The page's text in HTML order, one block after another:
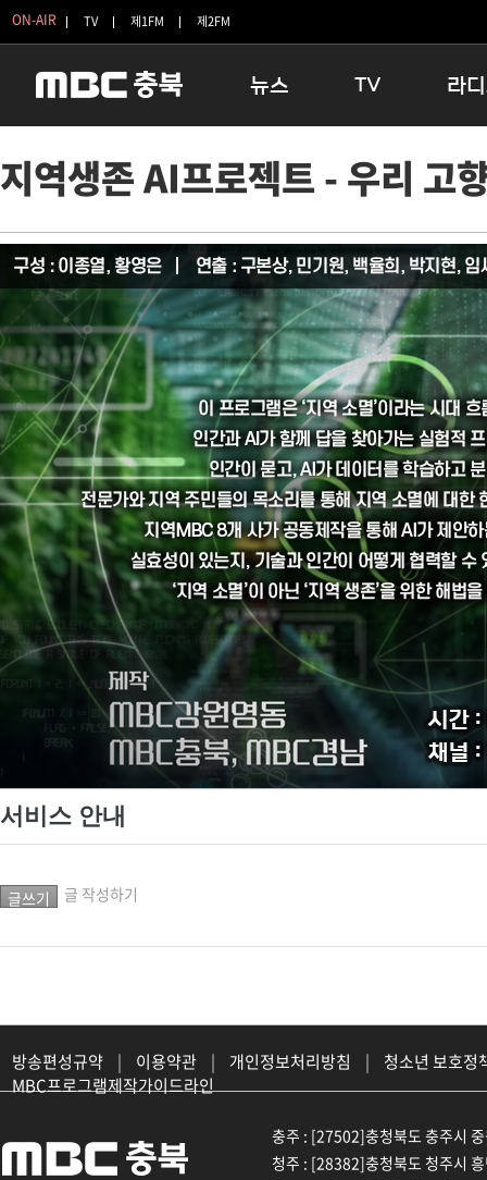
ON-AIR TV 제1FM 제2FM
뉴스
충청북도 교육청
괴산
단양
보은
영동
옥천
음성
제천
증평
진천
TV
프라임인터뷰
충북 시사토론 창
전국시대
시청자 FLEX
특집프로그램
TV 속 정보
종영프로그램
라
12:00
우리 고
라디오특
지역생존 AI프로젝트 - 우리 고
서비스 안내
글 작성하기
방송편성규약 | 이용약관 | 개인정보처리방침 |
청소년 보호정
MBC프로그램제작가이드라인
충주 : [27502]충청북도 충주시
청주 : [28382]충청북도 청주시